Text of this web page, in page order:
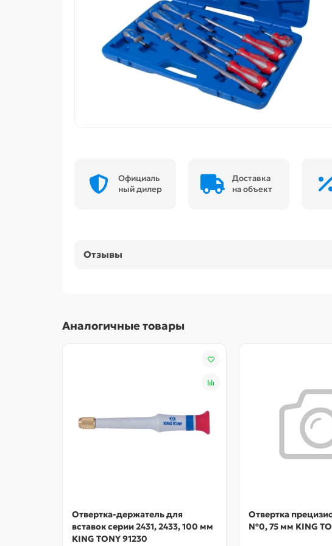
Официаль
ный дилер
Доставка
на объект
Отзывы
Аналогичные товары
Отвертка-держатель для
вставок серии 2431, 2433, 100 мм
KING TONY 91230
Отвертка
№0, 75 мм KING